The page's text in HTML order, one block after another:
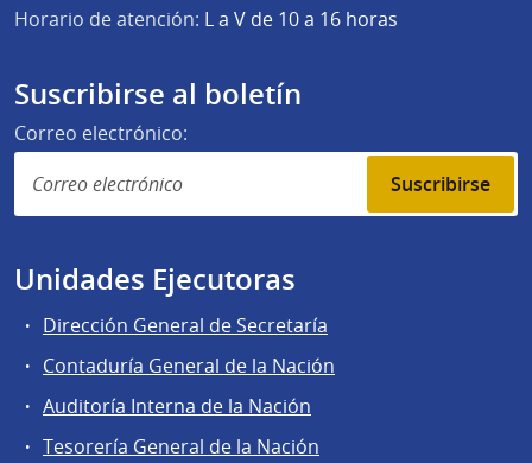
Horario de atención: L a V de 10 a 16 horas
Suscribirse al boletín
Correo electrónico:
Suscribirse
Unidades Ejecutoras
Dirección General de Secretaría
Contaduría General de la Nación
Auditoría Interna de la Nación
Tesorería General de la Nación